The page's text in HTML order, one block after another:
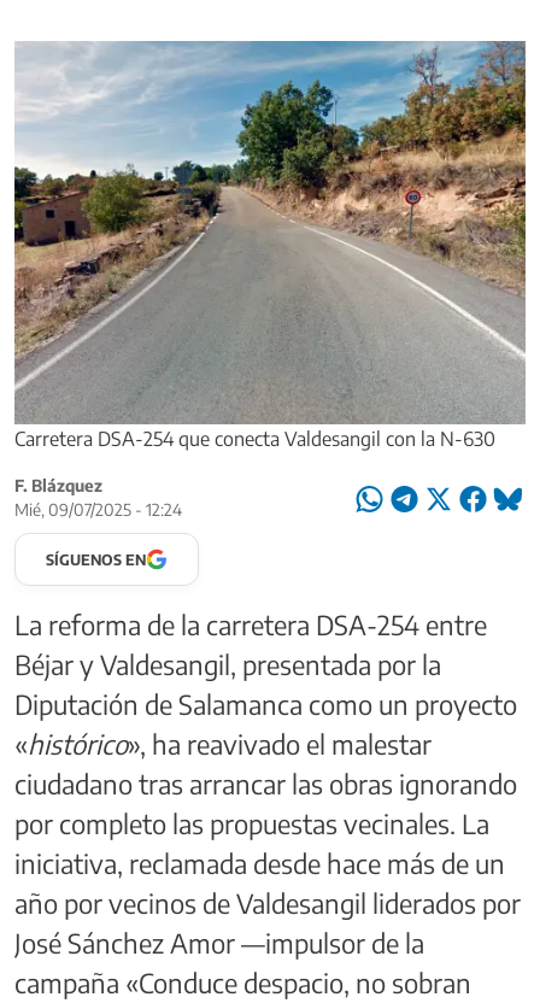
Carretera DSA-254 que conecta Valdesangil con la N-630
F. Blázquez
Mié, 09/07/2025 - 12:24
SÍGUENOS EN
La reforma de la carretera DSA-254 entre
Béjar y Valdesangil, presentada por la
Diputación de Salamanca como un proyecto
«histórico», ha reavivado el malestar
ciudadano tras arrancar las obras ignorando
por completo las propuestas vecinales. La
iniciativa, reclamada desde hace más de un
año por vecinos de Valdesangil liderados por
José Sánchez Amor —impulsor de la
campaña «Conduce despacio, no sobran